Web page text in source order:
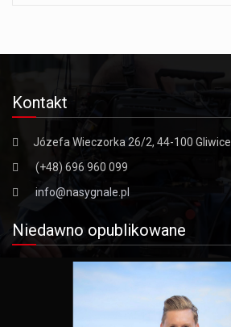
Kontakt
Józefa Wieczorka 26/2, 44-100 Gliwice
(+48) 696 960 099
info@nasygnale.pl
Niedawno opublikowane